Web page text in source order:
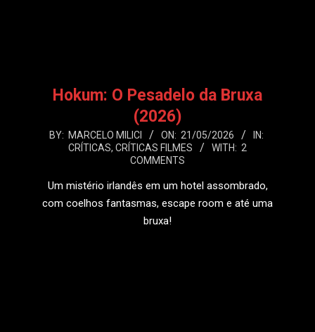
Hokum: O Pesadelo da Bruxa
(2026)
2026-
BY: MARCELO MILICI ON: 21/05/2026
IN:
CRÍTICAS, CRÍTICAS FILMES WITH: 2
COMMENTS
Um mistério irlandês em um hotel assombrado,
com coelhos fantasmas, escape room e até uma
bruxa!